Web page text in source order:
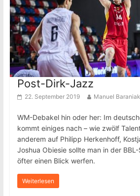
Post-Dirk-Jazz
22. September 2019 Manuel Baraniak
WM-Debakel hin oder her: Im
kommt einiges nach – wie zwölf
anderem auf Philipp Herkenhoff,
Joshua Obiesie sollte man in der
öfter einen Blick werfen.
Weiterlesen